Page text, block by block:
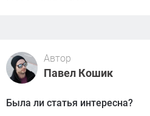
Автор
Павел Кошик
Была ли статья интересна?